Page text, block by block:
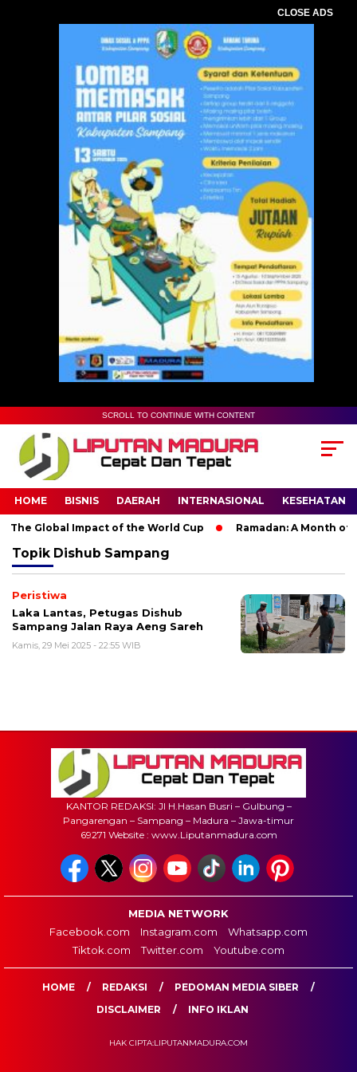
CLOSE ADS
SCROLL TO CONTINUE WITH CONTENT
HOME BISNIS DAERAH INTERNASIONAL KESEHATAN
Global Impact of the World Cup Ramadan: A Month of
Topik Dishub Sampang
Peristiwa
Laka Lantas, Petugas Dishub
Sampang Jalan Raya Aeng Sareh
Kamis, 29 Mei 2025 - 22:55 WIB
KANTOR REDAKSI: Jl H.Hasan Busri – Gulbung –
Pangarengan – Sampang – Madura – Jawa-timur
69271 Website : www.Liputanmadura.com
MEDIA NETWORK
Facebook.com
Instagram.com
Whatsapp.com
Tiktok.com
Twitter.com Youtube.com
HOME REDAKSI
PEDOMAN MEDIA SIBER
DISCLAIMER
INFO IKLAN
HAK CIPTA:LIPUTANMADURA.COM